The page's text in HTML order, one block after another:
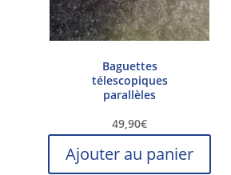
Baguettes
télescopiques
parallèles
49,90€
Ajouter au panier